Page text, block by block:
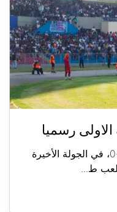
رسميا
فوز طرابلس على السلام زغرتا 1-0، في الجولة الأخيرة
ط...